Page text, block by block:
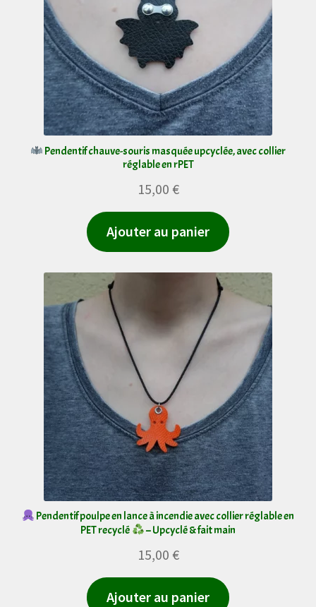
Pendentif chauve-souris masquée upcyclée, avec collier
réglable en rPET
15,00 €
Ajouter au panier
Pendentif poulpe en lance à incendie avec collier réglable en
PET recyclé
– Upcyclé & fait main
15,00 €
Ajouter au panier